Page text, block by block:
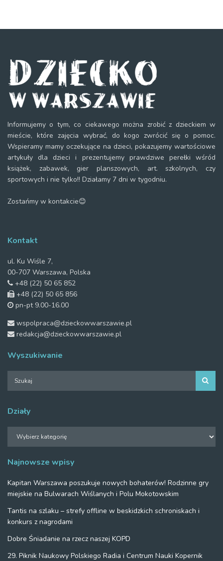
Informujemy o tym, co ciekawego można zrobić z dzieckiem w
mieście, które zajęcia wybrać, do kogo zwrócić się o pomoc.
Wspieramy mamy oczekujące na dzieci, pokazujemy wartościowe
artykuły dla dzieci i prezentujemy prawdziwe perełki wśród
książek, zabawek, gier planszowych, art. szkolnych, czy
sportowych i nie tylko!! Działamy 7 dni w tygodniu.
Zostańmy w kontakcie😊
Kontakt
ul. Ku Wiśle 7,
00-707 Warszawa, Polska
+48 (22) 50 65 852
+48 (22) 50 65 856
pn-pt 9.00-16.00
wspolpraca@dzieckowwarszawie.pl
redakcja@dzieckowwarszawie.pl
Wyszukiwanie
Działy
Najnowsze wpisy
Kapitan Warszawa poszukuje nowych bohaterów! Rodzinne gry
miejskie na Bulwarach Wiślanych i Polu Mokotowskim
Tantis na szlaku – strefy offline w beskidzkich schroniskach i
konkurs z nagrodami
Dobre Śniadanie na rzecz naszej KOPD
29. Piknik Naukowy Polskiego Radia i Centrum Nauki Kopernik